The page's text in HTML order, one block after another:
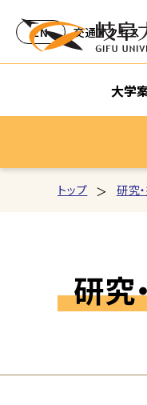
大学
EN 交通アクセス
トップ 研究
研究